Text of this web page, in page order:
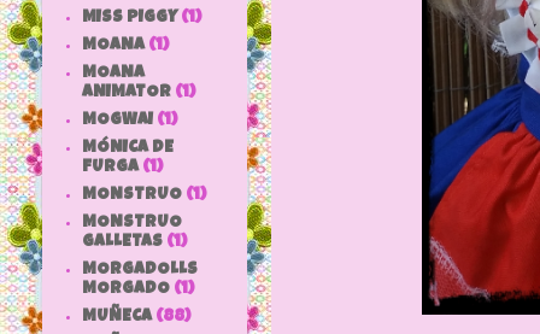
MISS PIGGY (1)
MOANA (1)
MOANA
ANIMATOR (1)
MOGWAI (1)
MÓNICA DE
FURGA (1)
MONSTRUO (1)
MONSTRUO
GALLETAS (1)
MORGADOLLS
MORGADO (1)
MUÑECA (88)